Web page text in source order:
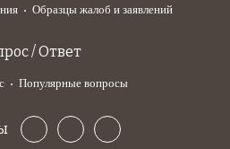
Образцы жалоб и заявлений
/ Ответ
Популярные вопросы